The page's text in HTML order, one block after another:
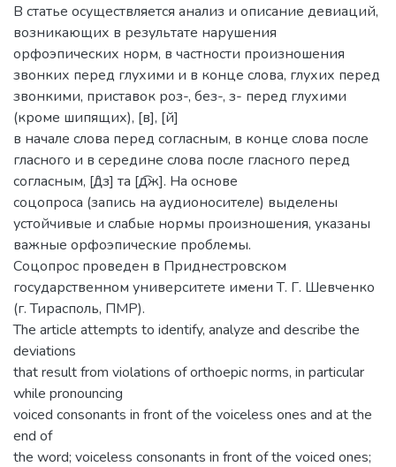
В статье осуществляется анализ и описание девиаций,
возникающих в результате нарушения
орфоэпических норм, в частности произношения
звонких перед глухими и в конце слова, глухих перед
звонкими, приставок роз-, без-, з- перед глухими
(кроме шипящих), [в], [й]
в начале слова перед согласным, в конце слова после
гласного и в середине слова после гласного перед
согласным, [д̑з] та [д͡ж]. На основе
соцопроса (запись на аудионосителе) выделены
устойчивые и слабые нормы произношения, указаны
важные орфоэпические проблемы.
Соцопрос проведен в Приднестровском
государственном университете имени Т. Г. Шевченко
(г. Тирасполь, ПМР).
The article attempts to identify, analyze and describe the
deviations
that result from violations of orthoepic norms, in particular
while pronouncing
voiced consonants in front of the voiceless ones and at the
end of
the word; voiceless consonants in front of the voiced ones;